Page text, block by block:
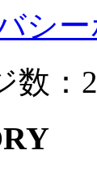
シ
数：2